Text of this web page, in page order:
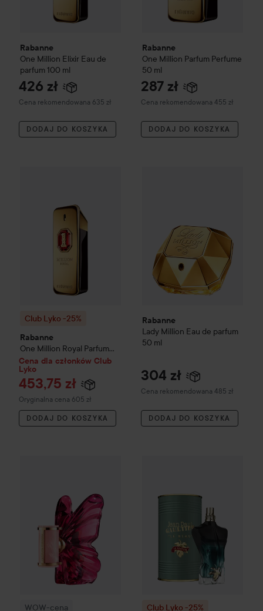
Rabanne
One Million Elixir Eau de
parfum 100 ml
426 zł
Cena rekomendowana 635 zł
Zalecana cena 635 zł
DODAJ DO KOSZYKA
Rabanne
One Million Parfum Perfume
50 ml
287 zł
Cena rekomendowana 455 zł
Zalecana cena 455 zł
DODAJ DO KOSZYKA
Club Lyko -25%
Rabanne
One Million Royal Parfum
100 ml
Cena dla członków Club
Lyko
453,75 zł
Oryginalna cena 605 zł
Cena regularna 605 zł
DODAJ DO KOSZYKA
Rabanne
Lady Million Eau de parfum
50 ml
304 zł
Cena rekomendowana 485 zł
Zalecana cena 485 zł
DODAJ DO KOSZYKA
WOW-cena Club Lyko -25%